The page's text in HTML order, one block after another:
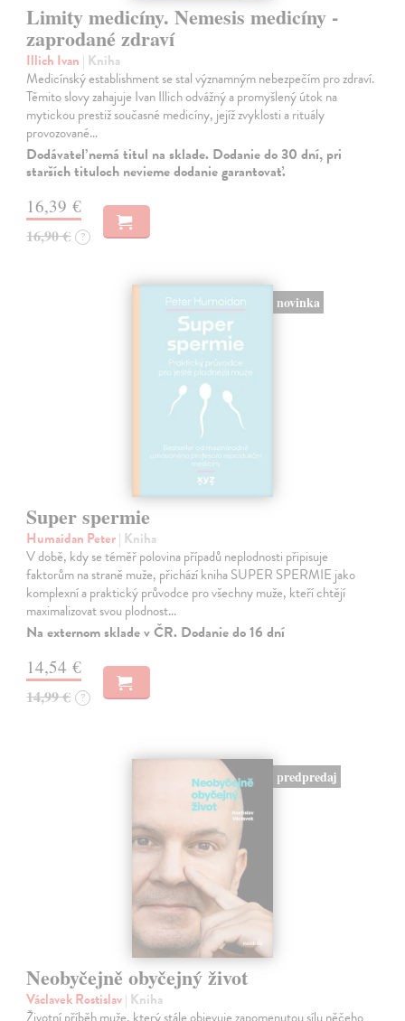
Limity medicíny. Nemesis medicíny -
zaprodané zdraví
Illich Ivan | Kniha
Medicínský establishment se stal významným nebezpečím pro zdraví.
Těmito slovy zahajuje Ivan Illich odvážný a promyšlený útok na
mytickou prestiž současné medicíny, jejíž zvyklosti a rituály
provozované…
Dodávateľ nemá titul na sklade. Dodanie do 30 dní, pri
starších tituloch nevieme dodanie garantovať.
16,39 €
16,90 € ?
novinka
Super spermie
Humaidan Peter| Kniha
V době, kdy se téměř polovina případů neplodnosti připisuje
faktorům na straně muže, přichází kniha SUPER SPERMIE jako
komplexní a praktický průvodce pro všechny muže, kteří chtějí
maximalizovat svou plodnost…
Na externom sklade v ČR. Dodanie do 16 dní
14,54 €
14,99 € ?
predpredaj
Neobyčejně obyčejný život
Václavek Rostislav| Kniha